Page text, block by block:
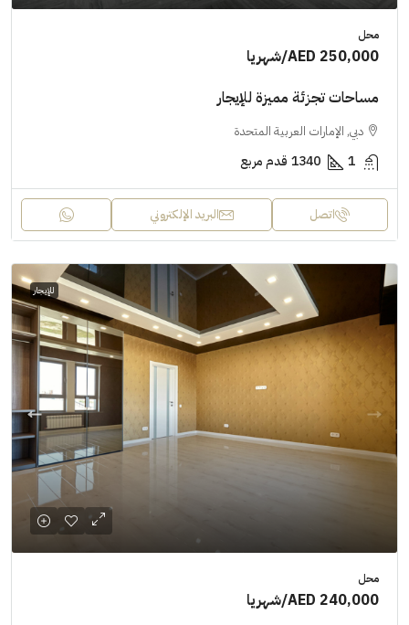
محل
AED 250,000/شهريا
مساحات تجزئة مميزة للإيجار
دبي, الإمارات العربية المتحدة
1
1340 قدم مربع
اتصل البريد الإلكتروني
للإيجار
محل
AED 240,000/شهريا